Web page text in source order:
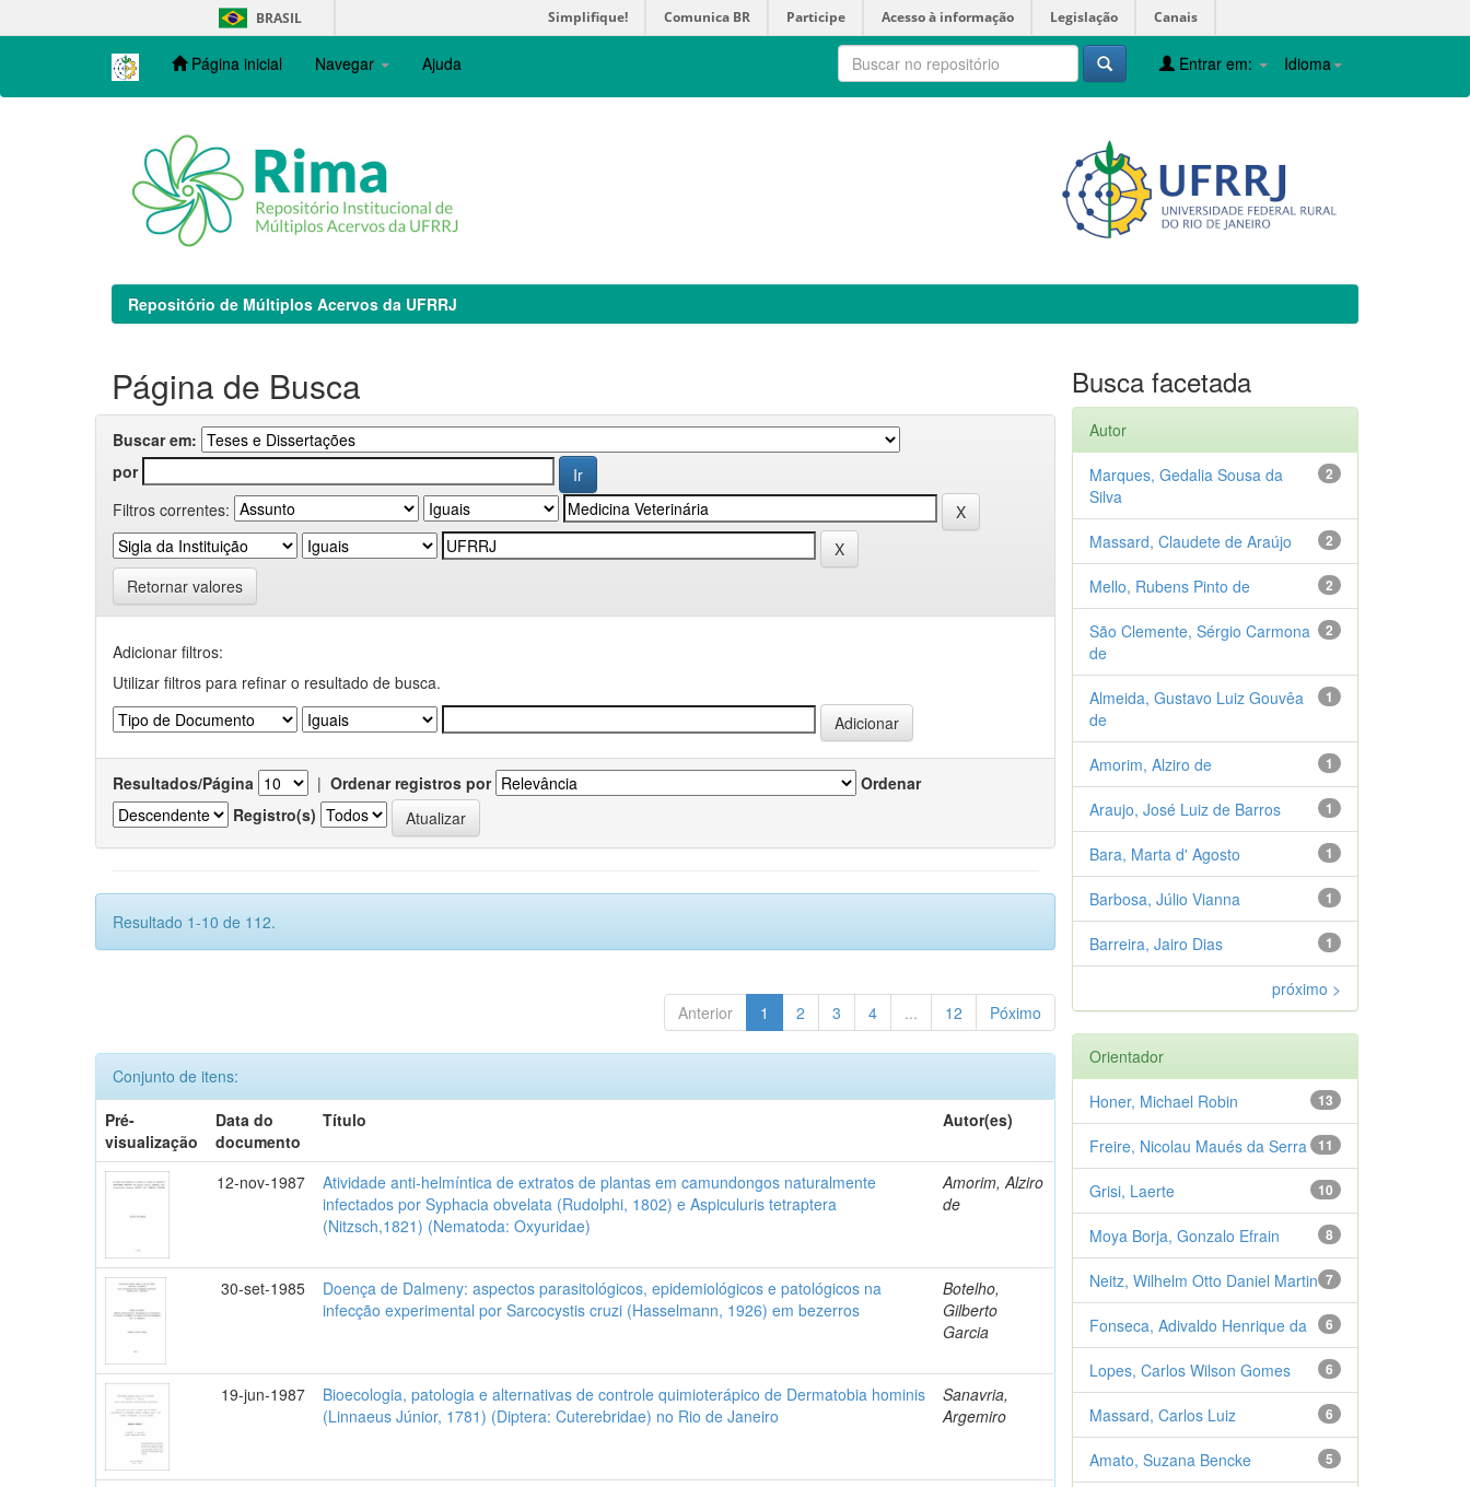
navigation
BRASIL Simplifique! Comunica BR Participe Acesso à informação Legislação Canais
Página inicial Navegar Ajuda Idioma
Entrar em:
Repositório de Múltiplos Acervos da UFRRJ
Página de Busca
Buscar em:
por
Filtros correntes:
Retornar valores
Adicionar filtros:
Utilizar filtros para refinar o resultado de busca.
Resultados/Página | Ordenar registros por
Ordenar
Registro(s)
Resultado 1-10 de 112.
Anterior 1 2 3 4 ... 12 Póximo
Conjunto de itens:
Pré-
visualização
Data do
documento
Título Autor(es)
12-nov-1987
Atividade anti-helmíntica de extratos de plantas em camundongos naturalmente
infectados por Syphacia obvelata (Rudolphi, 1802) e Aspiculuris tetraptera
(Nitzsch,1821) (Nematoda: Oxyuridae)
Amorim, Alziro
de
30-set-1985
Doença de Dalmeny: aspectos parasitológicos, epidemiológicos e patológicos na
infecção experimental por Sarcocystis cruzi (Hasselmann, 1926) em bezerros
Botelho,
Gilberto
Garcia
19-jun-1987
Bioecologia, patologia e alternativas de controle quimioterápico de Dermatobia hominis
(Linnaeus Júnior, 1781) (Diptera: Cuterebridae) no Rio de Janeiro
Sanavria,
Argemiro
Busca facetada
Autor
2
Marques, Gedalia Sousa da
Silva
2
Massard, Claudete de Araújo
2
Mello, Rubens Pinto de
2
São Clemente, Sérgio Carmona
de
1
Almeida, Gustavo Luiz Gouvêa
de
1
Amorim, Alziro de
1
Araujo, José Luiz de Barros
1
Bara, Marta d' Agosto
1
Barbosa, Júlio Vianna
1
Barreira, Jairo Dias
próximo >
Orientador
13
Honer, Michael Robin
11
Freire, Nicolau Maués da Serra
10
Grisi, Laerte
8
Moya Borja, Gonzalo Efrain
7
Neitz, Wilhelm Otto Daniel Martin
6
Fonseca, Adivaldo Henrique da
6
Lopes, Carlos Wilson Gomes
6
Massard, Carlos Luiz
5
Amato, Suzana Bencke